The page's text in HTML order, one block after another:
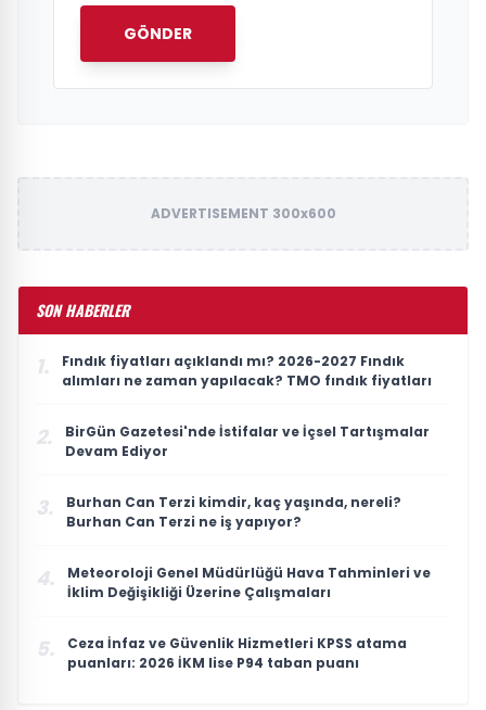
GÖNDER
ADVERTISEMENT 300x600
SON HABERLER
1.
Fındık fiyatları açıklandı mı? 2026-2027 Fındık
alımları ne zaman yapılacak? TMO fındık fiyatları
2.
BirGün Gazetesi'nde İstifalar ve İçsel Tartışmalar
Devam Ediyor
3.
Burhan Can Terzi kimdir, kaç yaşında, nereli?
Burhan Can Terzi ne iş yapıyor?
4.
Meteoroloji Genel Müdürlüğü Hava Tahminleri ve
İklim Değişikliği Üzerine Çalışmaları
5.
Ceza İnfaz ve Güvenlik Hizmetleri KPSS atama
puanları: 2026 İKM lise P94 taban puanı